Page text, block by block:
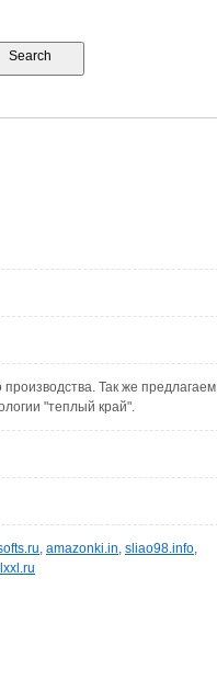
Так же предлагаем
"теплый край".
, amazonki.in, sliao98.info,